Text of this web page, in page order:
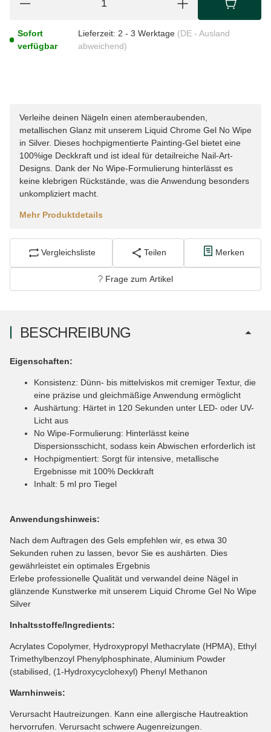
Sofort
verfügbar
Lieferzeit: 2 - 3 Werktage (DE - Ausland
abweichend)
Verleihe deinen Nägeln einen atemberaubenden,
metallischen Glanz mit unserem Liquid Chrome Gel No Wipe
in Silver. Dieses hochpigmentierte Painting-Gel bietet eine
100%ige Deckkraft und ist ideal für detailreiche Nail-Art-
Designs. Dank der No Wipe-Formulierung hinterlässt es
keine klebrigen Rückstände, was die Anwendung besonders
unkompliziert macht.
Mehr Produktdetails
Vergleichsliste Teilen Merken
Frage zum Artikel
BESCHREIBUNG
Eigenschaften:
Konsistenz: Dünn- bis mittelviskos mit cremiger Textur, die
eine präzise und gleichmäßige Anwendung ermöglicht
Aushärtung: Härtet in 120 Sekunden unter LED- oder UV-
Licht aus
No Wipe-Formulierung: Hinterlässt keine
Dispersionsschicht, sodass kein Abwischen erforderlich ist
Hochpigmentiert: Sorgt für intensive, metallische
Ergebnisse mit 100% Deckkraft
Inhalt: 5 ml pro Tiegel
Anwendungshinweis:
Nach dem Auftragen des Gels empfehlen wir, es etwa 30
Sekunden ruhen zu lassen, bevor Sie es aushärten. Dies
gewährleistet ein optimales Ergebnis
Erlebe professionelle Qualität und verwandel deine Nägel in
glänzende Kunstwerke mit unserem Liquid Chrome Gel No Wipe
Silver
Inhaltsstoffe/Ingredients:
Acrylates Copolymer, Hydroxypropyl Methacrylate (HPMA), Ethyl
Trimethylbenzoyl Phenylphosphinate, Aluminium Powder
(stabilised, (1-Hydroxycyclohexyl) Phenyl Methanon
Warnhinweis:
Verursacht Hautreizungen. Kann eine allergische Hautreaktion
hervorrufen. Verursacht schwere Augenreizungen.